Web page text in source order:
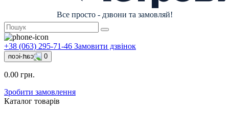
Все просто - дзвони та замовляй!
+38 (063) 295-71-46 Замовити дзвінок
0
0.00 грн.
Зробити замовлення
Каталог товарів